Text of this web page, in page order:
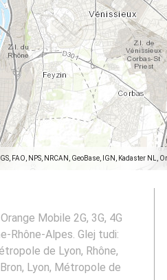
FAO, NPS, NRCAN, GeoBase, IGN, Kadaster
Mobile 2G, 3G, 4G
Rhône-Alpes. Glej tudi:
de Lyon, Rhône,
Lyon, Métropole de